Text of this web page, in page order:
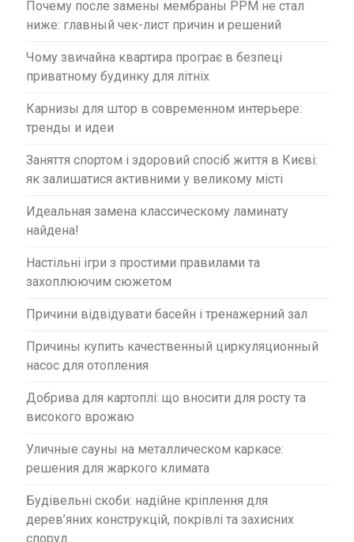
Почему после замены мембраны PPM не стал
ниже: главный чек-лист причин и решений
Чому звичайна квартира програє в безпеці
приватному будинку для літніх
Карнизы для штор в современном интерьере:
тренды и идеи
Заняття спортом і здоровий спосіб життя в Києві:
як залишатися активними у великому місті
Идеальная замена классическому ламинату
найдена!
Настільні ігри з простими правилами та
захоплюючим сюжетом
Причини відвідувати басейн і тренажерний зал
Причины купить качественный циркуляционный
насос для отопления
Добрива для картоплі: що вносити для росту та
високого врожаю
Уличные сауны на металлическом каркасе:
решения для жаркого климата
Будівельні скоби: надійне кріплення для
дерев’яних конструкцій, покрівлі та захисних
споруд